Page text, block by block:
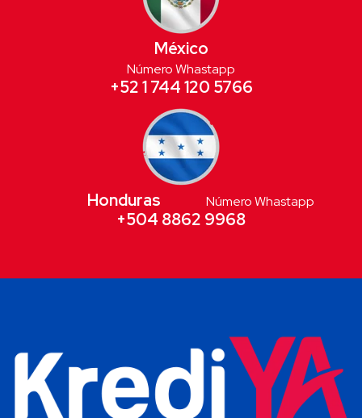
México
Número Whastapp
+52 1 744 120 5766
Honduras Número Whastapp
+504 8862 9968